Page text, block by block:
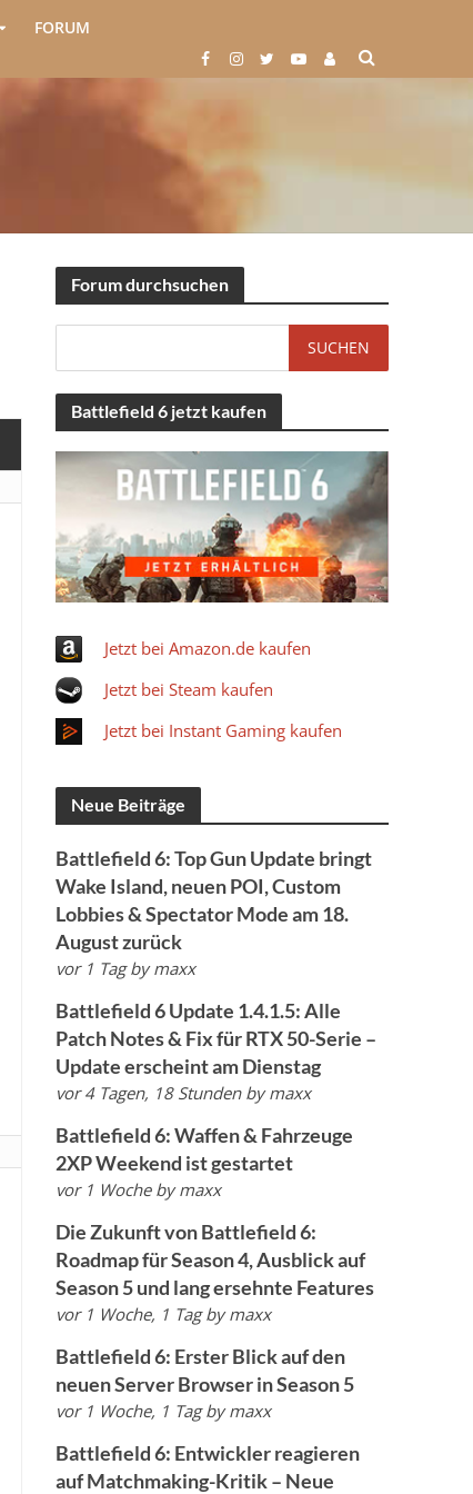
FORUM
Forum durchsuchen
Battlefield 6 jetzt kaufen
Jetzt bei Amazon.de kaufen
Jetzt bei Steam kaufen
Jetzt bei Instant Gaming kaufen
Neue Beiträge
Battlefield 6: Top Gun Update bringt
Wake Island, neuen POI, Custom
Lobbies & Spectator Mode am 18.
August zurück
vor 1 Tag bymaxx
Battlefield 6 Update 1.4.1.5: Alle
Patch Notes & Fix für RTX 50-Serie –
Update erscheint am Dienstag
vor 4 Tagen, 18 Stunden bymaxx
Battlefield 6: Waffen & Fahrzeuge
2XP Weekend ist gestartet
vor 1 Woche bymaxx
Die Zukunft von Battlefield 6:
Roadmap für Season 4, Ausblick auf
Season 5 und lang ersehnte Features
vor 1 Woche, 1 Tag bymaxx
Battlefield 6: Erster Blick auf den
neuen Server Browser in Season 5
vor 1 Woche, 1 Tag bymaxx
Battlefield 6: Entwickler reagieren
auf Matchmaking-Kritik – Neue